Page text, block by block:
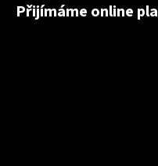
Přijímáme online